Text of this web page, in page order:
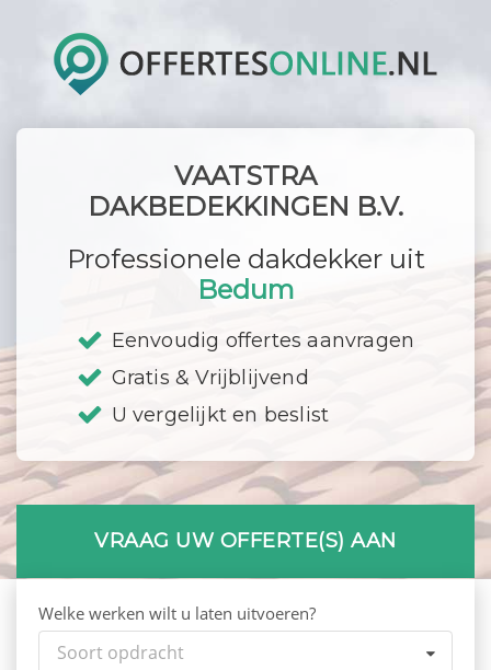
VAATSTRA
DAKBEDEKKINGEN B.V.
Professionele dakdekker uit
Bedum
Eenvoudig offertes aanvragen
Gratis & Vrijblijvend
U vergelijkt en beslist
VRAAG UW OFFERTE(S) AAN
Welke werken wilt u laten uitvoeren?
Soort opdracht